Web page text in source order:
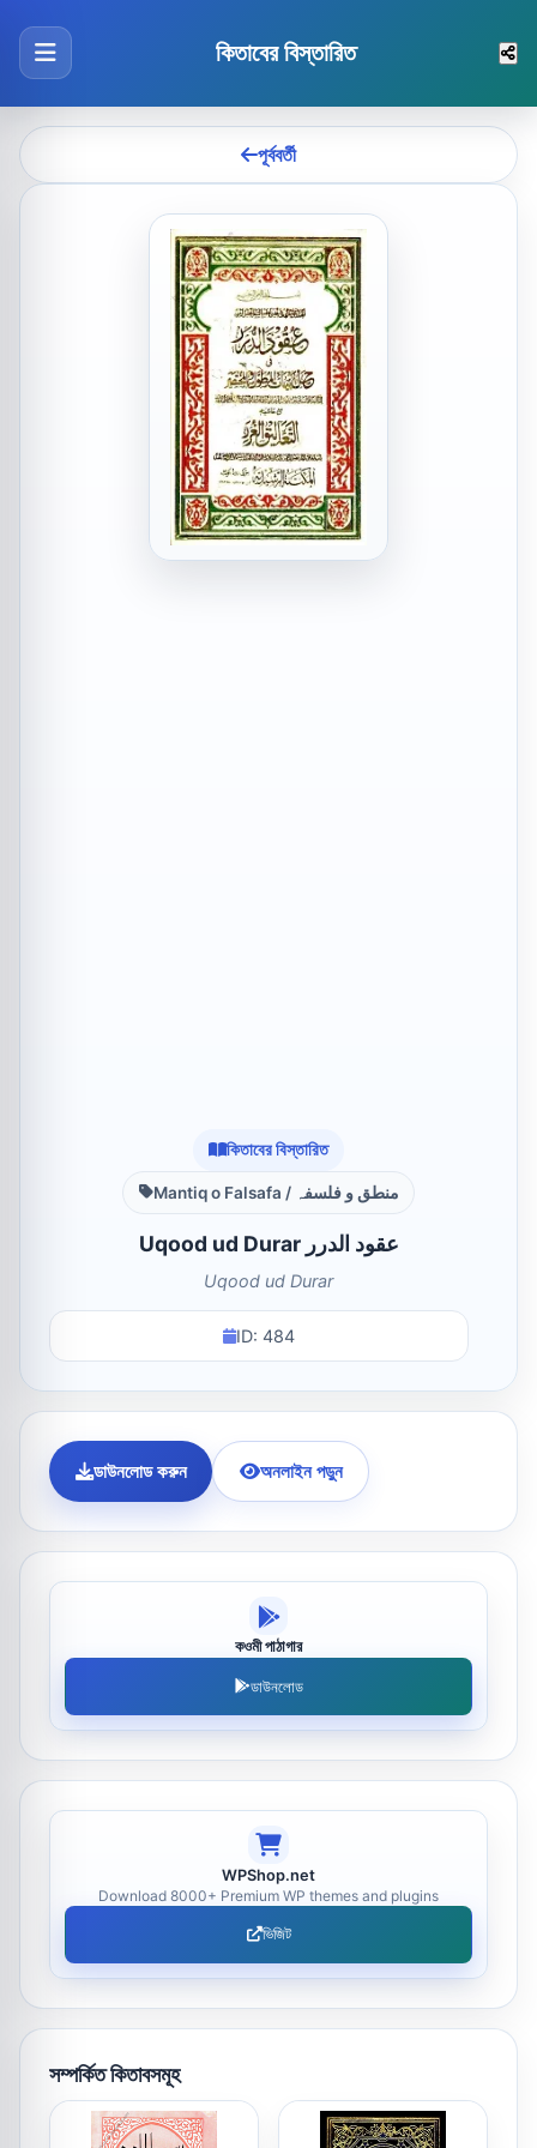
কিতাবের বিস্তারিত
পূর্ববর্তী
কিতাবের বিস্তারিত
Mantiq o Falsafa / منطق و فلسفہ
Uqood ud Durar عقود الدرر
Uqood ud Durar
ID: 484
ডাউনলোড করুন অনলাইন পড়ুন
কওমী পাঠাগার
ডাউনলোড
WPShop.net
Download 8000+ Premium WP themes and plugins
ভিজিট
সম্পর্কিত কিতাবসমূহ